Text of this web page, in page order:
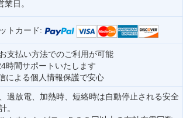
業日。
トカード:
支払い方法でのご利用が可能
時間サポートいたします
による個人情報保護で安心
過放電、加熱時、短絡時は自動停止される安全
。